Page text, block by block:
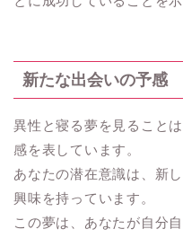
新たな出会いの予感
異性と寝る夢を見ること
感を表しています。
あなたの潜在意識は、新
興味を持っています。
この夢は、あなたが自分